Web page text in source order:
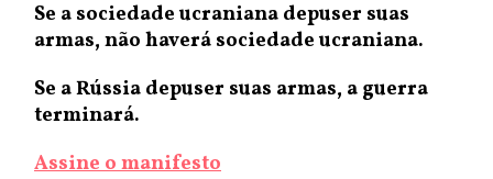
Se a sociedade ucraniana depuser suas
armas, não haverá sociedade ucraniana.
Se a Rússia depuser suas armas, a guerra
terminará.
Assine o manifesto